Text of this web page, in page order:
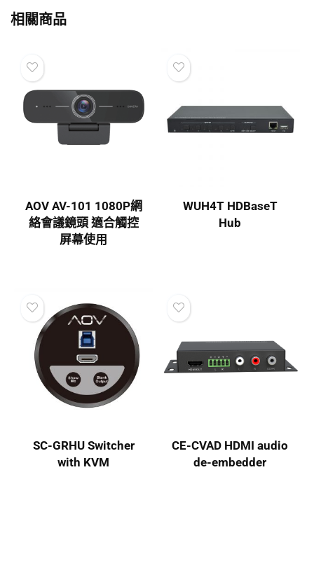
相關商品
AOV AV-101 1080P網
絡會議鏡頭 適合觸控
屏幕使用
WUH4T HDBaseT
Hub
SC-GRHU Switcher
with KVM
CE-CVAD HDMI audio
de-embedder